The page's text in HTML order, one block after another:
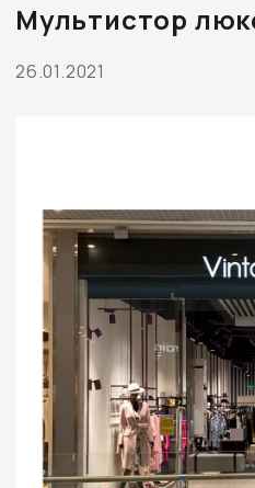
Мультистор
26.01.2021